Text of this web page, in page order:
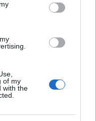
of my
with the